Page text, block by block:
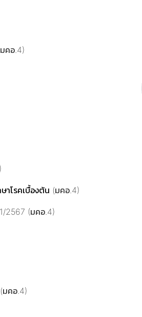
คอ.4)
าโรคเบื้องต้น (มคอ.4)
1/2567 (มคอ.4)
(มคอ.4)